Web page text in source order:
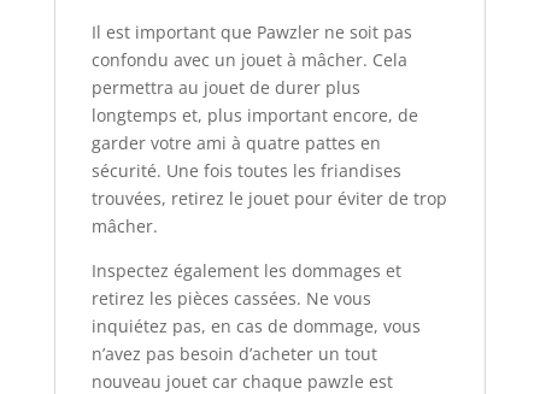
Il est important que Pawzler ne soit pas
confondu avec un jouet à mâcher. Cela
permettra au jouet de durer plus
longtemps et, plus important encore, de
garder votre ami à quatre pattes en
sécurité. Une fois toutes les friandises
trouvées, retirez le jouet pour éviter de trop
mâcher.
Inspectez également les dommages et
retirez les pièces cassées. Ne vous
inquiétez pas, en cas de dommage, vous
n’avez pas besoin d’acheter un tout
nouveau jouet car chaque pawzle est